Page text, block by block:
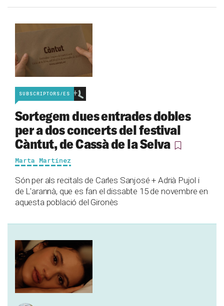
SUBSCRIPTORS/ES
Sortegem dues entrades dobles
per a dos concerts del festival
Càntut, de Cassà de la Selva
Marta Martínez
Són per als recitals de Carles Sanjosé + Adrià Pujol i
de L'arannà, que es fan el dissabte 15 de novembre en
aquesta població del Gironès